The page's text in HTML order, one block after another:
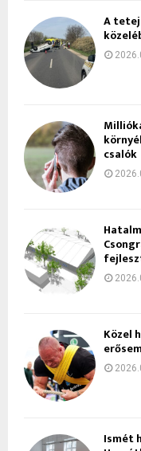
A
csalók
Közel
Ismét